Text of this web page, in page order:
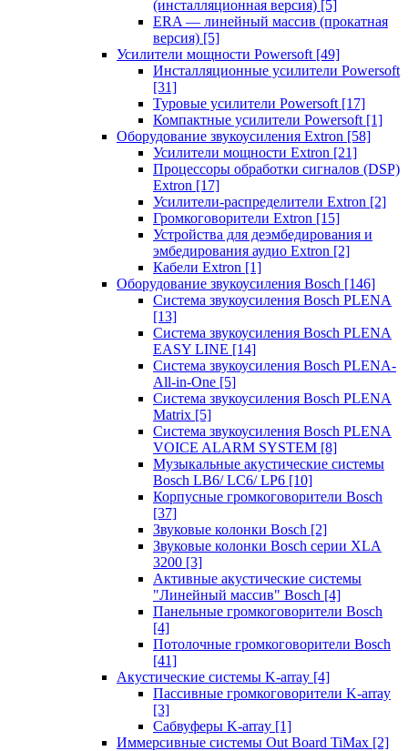
(инсталляционная версия) [5]
ERA — линейный массив (прокатная
версия) [5]
Усилители мощности Powersoft [49]
Инсталляционные усилители Powersoft
[31]
Туровые усилители Powersoft [17]
Компактные усилители Powersoft [1]
Оборудование звукоусиления Extron [58]
Усилители мощности Extron [21]
Процессоры обработки сигналов (DSP)
Extron [17]
Усилители-распределители Extron [2]
Громкоговорители Extron [15]
Устройства для деэмбедирования и
эмбедирования аудио Extron [2]
Кабели Extron [1]
Оборудование звукоусиления Bosch [146]
Система звукоусиления Bosch PLENA
[13]
Система звукоусиления Bosch PLENA
EASY LINE [14]
Система звукоусиления Bosch PLENA-
All-in-One [5]
Система звукоусиления Bosch PLENA
Matrix [5]
Система звукоусиления Bosch PLENA
VOICE ALARM SYSTEM [8]
Музыкальные акустические системы
Bosch LB6/ LC6/ LP6 [10]
Корпусные громкоговорители Bosch
[37]
Звуковые колонки Bosch [2]
Звуковые колонки Bosch серии XLA
3200 [3]
Активные акустические системы
"Линейный массив" Bosch [4]
Панельные громкоговорители Bosch
[4]
Потолочные громкоговорители Bosch
[41]
Акустические системы K-array [4]
Пассивные громкоговорители K-array
[3]
Сабвуферы K-array [1]
Иммерсивные системы Out Board TiMax [2]